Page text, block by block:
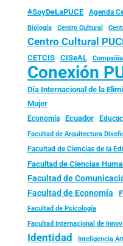
#SoyDeLaPUCE Agenda
Biología
Centro Cultural
Centro Cultural
CETCIS CISeAL
Conexión
Día Internacional de la
Mujer
Economía Ecuador
Facultad de Arquitectura
Facultad de Ciencias de la
Facultad de Ciencias
Facultad de
Facultad de Economía
Facultad de Psicología
Facultad Internacional de
Identidad Inteligencia